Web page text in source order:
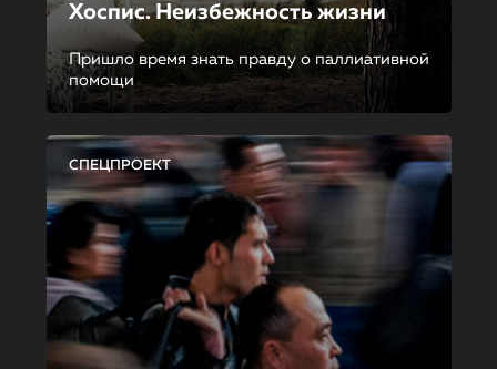
Хоспис. Неизбежность жизни
Пришло время знать правду о паллиативной
помощи
СПЕЦПРОЕКТ